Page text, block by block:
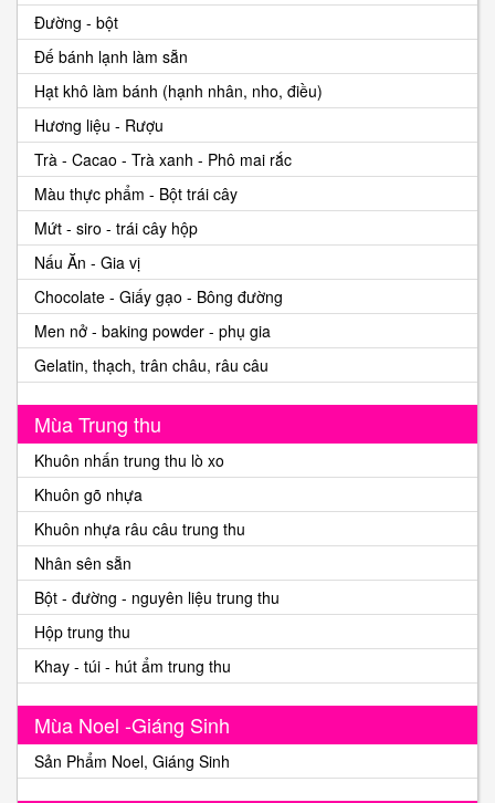
Đường - bột
Đế bánh lạnh làm sẵn
Hạt khô làm bánh (hạnh nhân, nho, điều)
Hương liệu - Rượu
Trà - Cacao - Trà xanh - Phô mai rắc
Màu thực phẩm - Bột trái cây
Mứt - siro - trái cây hộp
Nấu Ăn - Gia vị
Chocolate - Giấy gạo - Bông đường
Men nở - baking powder - phụ gia
Gelatin, thạch, trân châu, râu câu
Mùa Trung thu
Khuôn nhấn trung thu lò xo
Khuôn gõ nhựa
Khuôn nhựa râu câu trung thu
Nhân sên sẵn
Bột - đường - nguyên liệu trung thu
Hộp trung thu
Khay - túi - hút ẩm trung thu
Mùa Noel -Giáng Sinh
Sản Phẩm Noel, Giáng Sinh